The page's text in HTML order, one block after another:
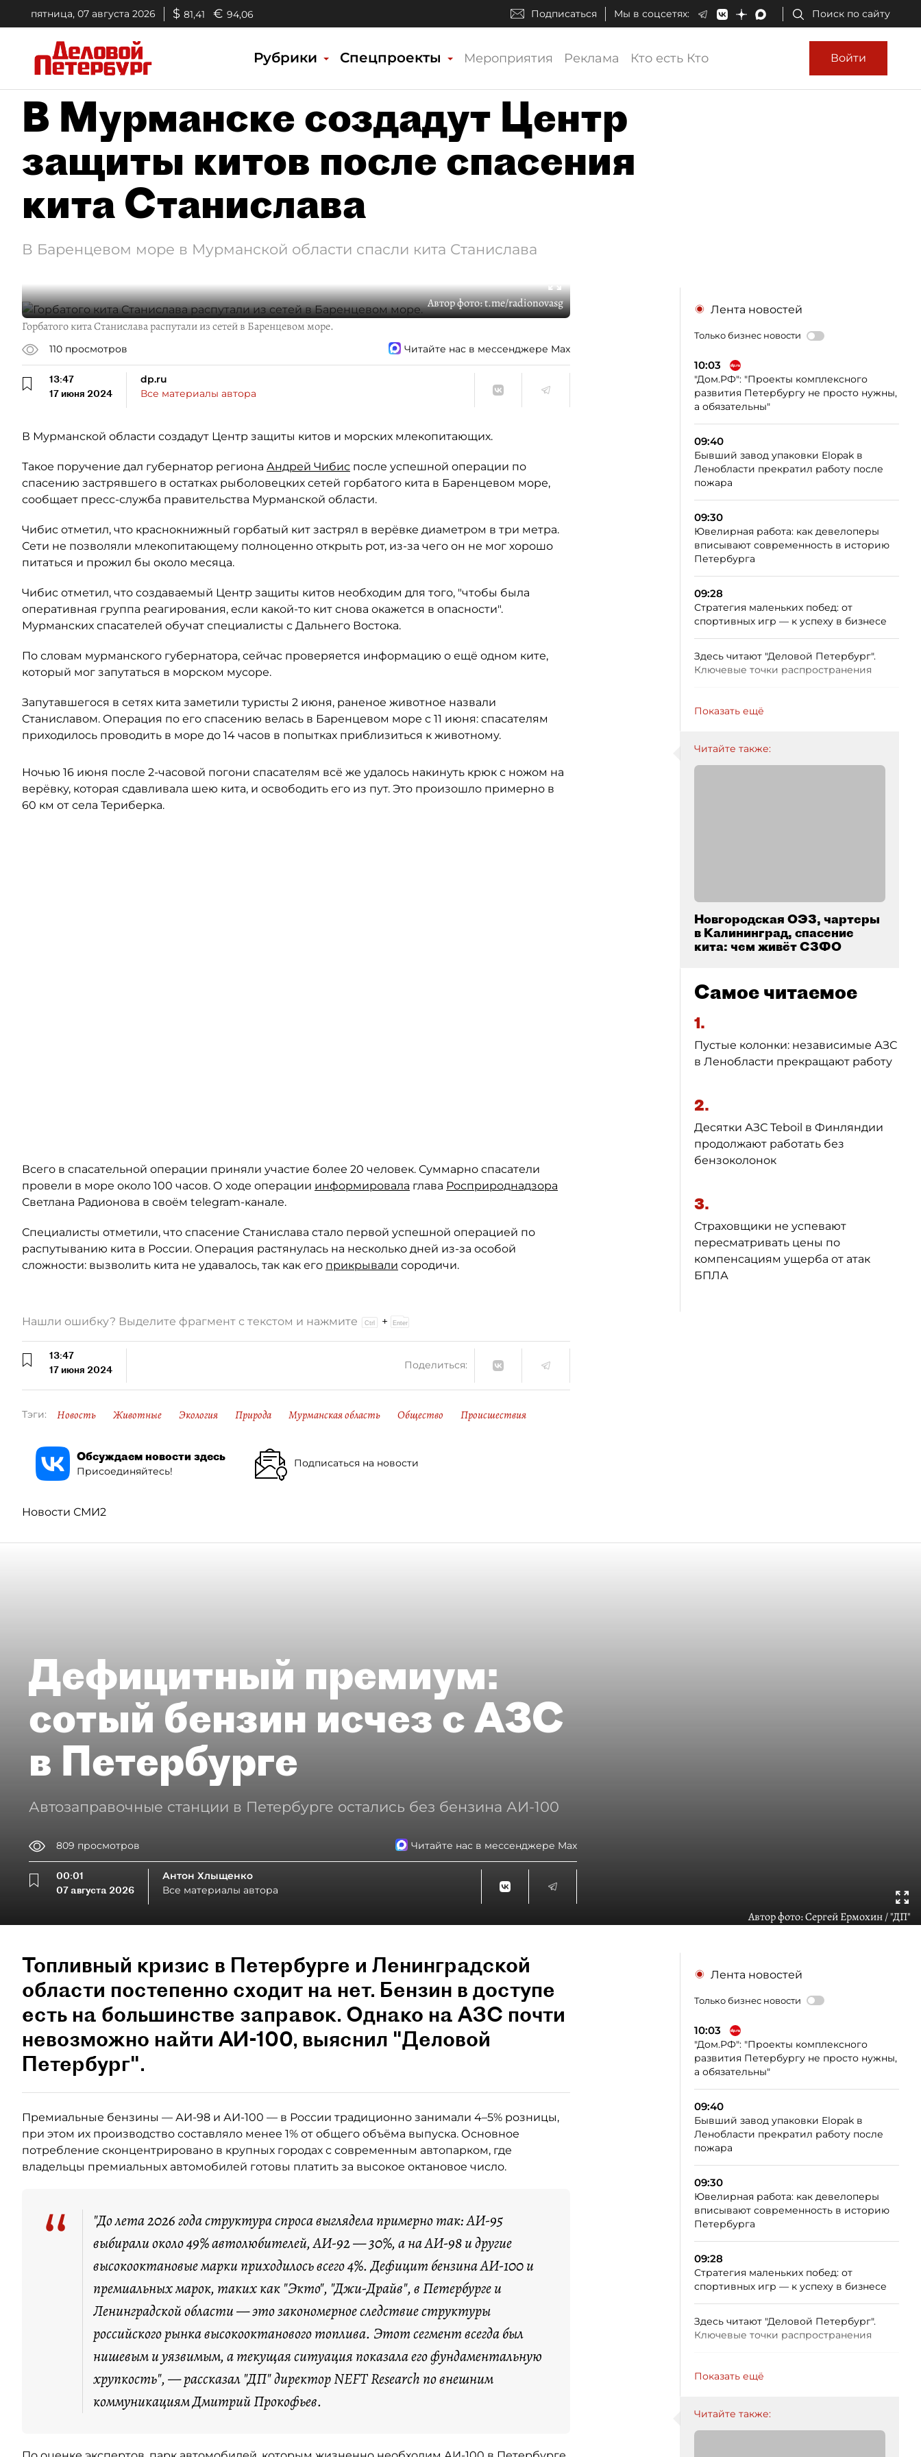
пятница, 07 августа 2026 $ 81,41 € 94,06 Подписаться Мы в соцсетях: Поиск по сайту
Рубрики Спецпроекты Мероприятия Реклама Кто есть Кто Войти
В Мурманске создадут Центр
защиты китов после спасения
кита Станислава
В Баренцевом море в Мурманской области спасли кита Станислава
Автор фото:t.me/radionovasg
Горбатого кита Станислава распутали из сетей в Баренцевом море.
110 просмотров Читайте нас в мессенджере Max
13:47
17 июня 2024
dp.ru
Все материалы автора
В Мурманской области создадут Центр защиты китов и морских млекопитающих.
Такое поручение дал губернатор региона Андрей Чибис после успешной операции по
спасению застрявшего в остатках рыболовецких сетей горбатого кита в Баренцевом море,
сообщает пресс-служба правительства Мурманской области.
Чибис отметил, что краснокнижный горбатый кит застрял в верёвке диаметром в три метра.
Сети не позволяли млекопитающему полноценно открыть рот, из-за чего он не мог хорошо
питаться и прожил бы около месяца.
Чибис отметил, что создаваемый Центр защиты китов необходим для того, "чтобы была
оперативная группа реагирования, если какой-то кит снова окажется в опасности".
Мурманских спасателей обучат специалисты с Дальнего Востока.
По словам мурманского губернатора, сейчас проверяется информацию о ещё одном ките,
который мог запутаться в морском мусоре.
Запутавшегося в сетях кита заметили туристы 2 июня, раненое животное назвали
Станиславом. Операция по его спасению велась в Баренцевом море с 11 июня: спасателям
приходилось проводить в море до 14 часов в попытках приблизиться к животному.
Ночью 16 июня после 2-часовой погони спасателям всё же удалось накинуть крюк с ножом на
верёвку, которая сдавливала шею кита, и освободить его из пут. Это произошло примерно в
60 км от села Териберка.
Всего в спасательной операции приняли участие более 20 человек. Суммарно спасатели
провели в море около 100 часов. О ходе операции информировала глава Росприроднадзора
Светлана Радионова в своём telegram-канале.
Специалисты отметили, что спасение Станислава стало первой успешной операцией по
распутыванию кита в России. Операция растянулась на несколько дней из-за особой
сложности: вызволить кита не удавалось, так как его прикрывали сородичи.
Лента новостей
Только бизнес новости
10:03
"Дом.РФ": "Проекты комплексного
развития Петербургу не просто нужны,
а обязательны"
09:40
Бывший завод упаковки Elopak в
Ленобласти прекратил работу после
пожара
09:30
Ювелирная работа: как девелоперы
вписывают современность в историю
Петербурга
09:28
Стратегия маленьких побед: от
спортивных игр — к успеху в бизнесе
Здесь читают "Деловой Петербург".
Ключевые точки распространения
Показать ещё
Читайте также:
Новгородская ОЭЗ, чартеры
в Калининград, спасение
кита: чем живёт СЗФО
Самое читаемое
1.
Пустые колонки: независимые АЗС
в Ленобласти прекращают работу
2.
Десятки АЗС Teboil в Финляндии
продолжают работать без
бензоколонок
3.
Страховщики не успевают
пересматривать цены по
компенсациям ущерба от атак
БПЛА
Нашли ошибку? Выделите фрагмент с текстом и нажмите +
13:47
17 июня 2024
Поделиться:
Тэги: Новость Животные Экология Природа Мурманская область Общество Происшествия
Обсуждаем новости здесь
Присоединяйтесь!
Подписаться на новости
Новости СМИ2
Дефицитный премиум:
сотый бензин исчез с АЗС
в Петербурге
Автозаправочные станции в Петербурге остались без бензина АИ-100
809 просмотров Читайте нас в мессенджере Max
00:01
07 августа 2026
Антон Хлыщенко
Все материалы автора
Автор фото:Сергей Ермохин / "ДП"
Топливный кризис в Петербурге и Ленинградской
области постепенно сходит на нет. Бензин в доступе
есть на большинстве заправок. Однако на АЗС почти
невозможно найти АИ-100, выяснил "Деловой
Петербург".
Премиальные бензины — АИ-98 и АИ-100 — в России традиционно занимали 4–5% розницы,
при этом их производство составляло менее 1% от общего объёма выпуска. Основное
потребление сконцентрировано в крупных городах с современным автопарком, где
владельцы премиальных автомобилей готовы платить за высокое октановое число.
“
"До лета 2026 года структура спроса выглядела примерно так: АИ-95
выбирали около 49% автолюбителей, АИ-92 — 30%, а на АИ-98 и другие
высокооктановые марки приходилось всего 4%. Дефицит бензина АИ-100 и
премиальных марок, таких как "Экто", "Джи-Драйв", в Петербурге и
Ленинградской области — это закономерное следствие структуры
российского рынка высокооктанового топлива. Этот сегмент всегда был
нишевым и уязвимым, а текущая ситуация показала его фундаментальную
хрупкость", — рассказал "ДП" директор NEFT Research по внешним
коммуникациям Дмитрий Прокофьев.
Лента новостей
Только бизнес новости
10:03
"Дом.РФ": "Проекты комплексного
развития Петербургу не просто нужны,
а обязательны"
09:40
Бывший завод упаковки Elopak в
Ленобласти прекратил работу после
пожара
09:30
Ювелирная работа: как девелоперы
вписывают современность в историю
Петербурга
09:28
Стратегия маленьких побед: от
спортивных игр — к успеху в бизнесе
Здесь читают "Деловой Петербург".
Ключевые точки распространения
Показать ещё
Читайте также: